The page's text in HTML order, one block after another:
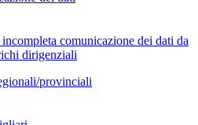
comunicazione dei dati da
dirigenziali
provinciali